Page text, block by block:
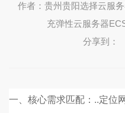
作者：贵州贵阳选择云服
充弹性云服务器
分享到：
一、核心需求匹配：..定位